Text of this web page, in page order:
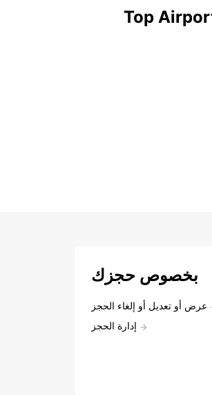
Top
بخصوص حجزك
عرض أو تعديل أو إلغاء الحجز
إدارة الحجز